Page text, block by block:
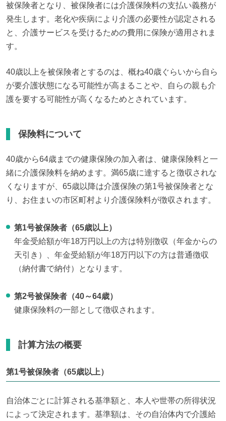
被保険者となり、被保険者には介護保険料の支払い義務が
発生します。老化や疾病により介護の必要性が認定される
と、介護サービスを受けるための費用に保険が適用されま
す。
40歳以上を被保険者とするのは、概ね40歳ぐらいから自ら
が要介護状態になる可能性が高まることや、自らの親も介
護を要する可能性が高くなるためとされています。
保険料について
40歳から64歳までの健康保険の加入者は、健康保険料と一
緒に介護保険料を納めます。満65歳に達すると徴収されな
くなりますが、65歳以降は介護保険の第1号被保険者とな
り、お住まいの市区町村より介護保険料が徴収されます。
第1号被保険者（65歳以上）
年金受給額が年18万円以上の方は特別徴収（年金からの
天引き）、年金受給額が年18万円以下の方は普通徴収
（納付書で納付）となります。
第2号被保険者（40～64歳）
健康保険料の一部として徴収されます。
計算方法の概要
第1号被保険者（65歳以上）
自治体ごとに計算される基準額と、本人や世帯の所得状況
によって決定されます。基準額は、その自治体内で介護給